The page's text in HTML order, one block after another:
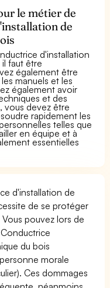
le métier de
de
d'installation
faut être
également être
manuels et les
également avoir
et des
vous devez être
rapidement les
telles que
en équipe et à
essentielles
d'installation de
de se protéger
pouvez lors de
du bois
morale
Ces dommages